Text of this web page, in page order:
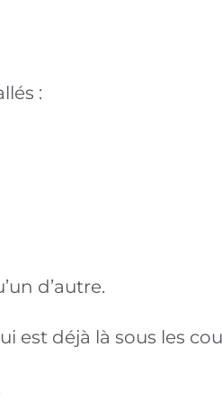
:
d’autre.
est déjà là sous les